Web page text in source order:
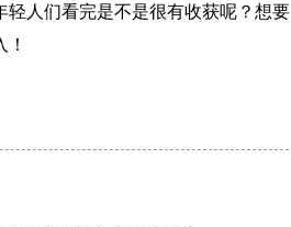
人们看完是不是很有收获呢？想要